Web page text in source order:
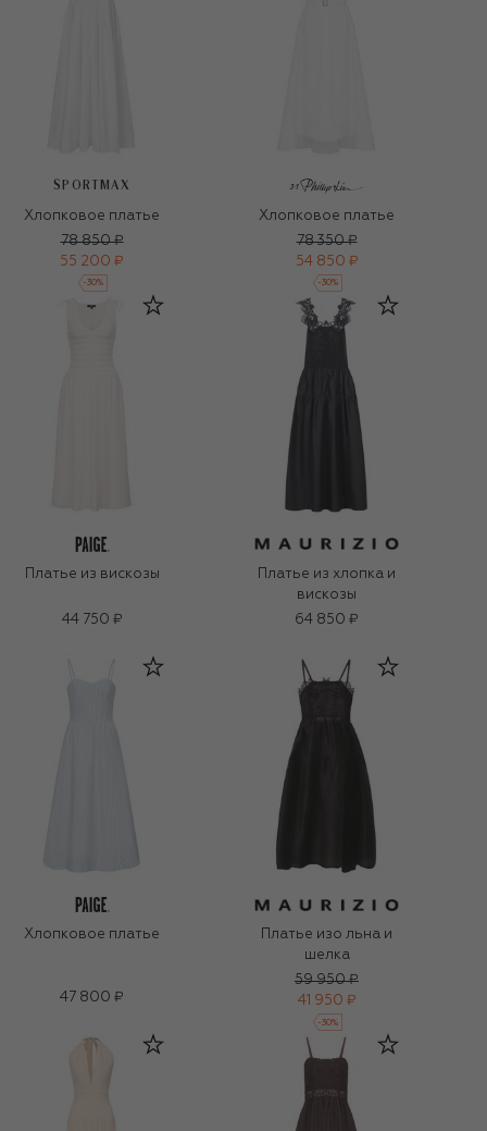
SPORTMAX
Хлопковое платье
78 850 ₽
55 200 ₽
-30%
Хлопковое платье
78 350 ₽
54 850 ₽
-30%
Платье из вискозы
44 750 ₽
Платье из хлопка и
вискозы
64 850 ₽
Хлопковое платье
47 800 ₽
Платье изо льна и
шелка
59 950 ₽
41 950 ₽
-30%